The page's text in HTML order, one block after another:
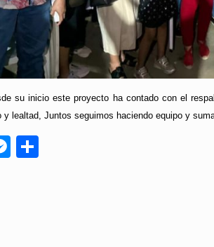
su inicio este proyecto ha contado con el
lealtad, Juntos seguimos haciendo equipo y
Messenger